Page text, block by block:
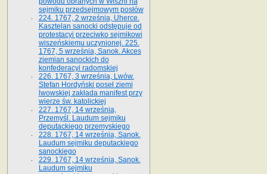
sejmiku przedsejmo­wym posłów
224. 1767, 2 września, Uherce.
Kasztelan sanocki odstępuje od
protestacyi przeciwko sejmikowi
wiszeńskiemu uczynionej. 225.
1767, 5 września, Sanok. Akces
ziemian sanockich do
konfederacyi radomskiej
226. 1767, 3 września, Lwów.
Stefan Hordyński poseł ziemi
lwowskiej zakłada manifest przy
wierze św. ka­tolickiej
227. 1767, 14 września,
Przemyśl. Laudum sejmiku
deputackiego przemyskiego
228. 1767, 14 września, Sanok.
Laudum sejmiku deputackiego
sanockiego
229. 1767, 14 września, Sanok.
Laudum sejmiku